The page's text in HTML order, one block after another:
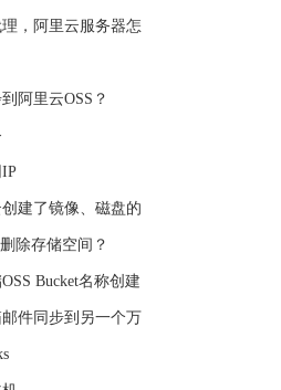
，阿里云服务器怎
阿里云OSS？
建了镜像、磁盘的
除存储空间？
Bucket名称创建
件同步到另一个万